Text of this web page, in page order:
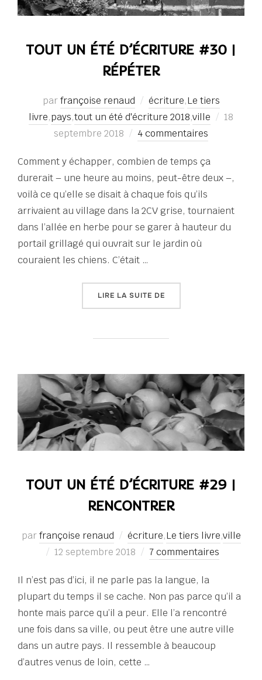
TOUT UN ÉTÉ D’ÉCRITURE #30 |
RÉPÉTER
parfrançoise renaud écriture,Le tiers
livre,pays,tout un été d'écriture 2018,ville
Publié
18
septembre 2018
4 commentaires
Comment y échapper, combien de temps ça
durerait – une heure au moins, peut-être deux –,
voilà ce qu’elle se disait à chaque fois qu’ils
arrivaient au village dans la 2CV grise, tournaient
dans l’allée en herbe pour se garer à hauteur du
portail grillagé qui ouvrait sur le jardin où
couraient les chiens. C’était …
LIRE LA SUITE DE« TOUT UN ÉTÉ
TOUT UN ÉTÉ D’ÉCRITURE #29 |
RENCONTRER
parfrançoise renaud écriture,Le tiers livre,ville
Publié
12 septembre 2018 7 commentaires
Il n’est pas d’ici, il ne parle pas la langue, la
plupart du temps il se cache. Non pas parce qu’il a
honte mais parce qu’il a peur. Elle l’a rencontré
une fois dans sa ville, ou peut être une autre ville
dans un autre pays. Il ressemble à beaucoup
d’autres venus de loin, cette …